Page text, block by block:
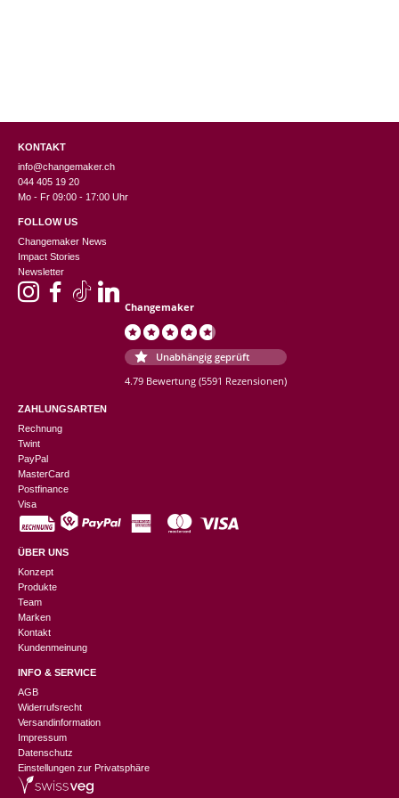
KONTAKT
info@changemaker.ch
044 405 19 20
Mo - Fr 09:00 - 17:00 Uhr
FOLLOW US
Changemaker News
Impact Stories
Newsletter
Changemaker
Unabhängig geprüft
4.79 Bewertung (5591 Rezensionen)
ZAHLUNGSARTEN
Rechnung
Twint
PayPal
MasterCard
Postfinance
Visa
ÜBER UNS
Konzept
Produkte
Team
Marken
Kontakt
Kundenmeinung
INFO & SERVICE
AGB
Widerrufsrecht
Versandinformation
Impressum
Datenschutz
Einstellungen zur Privatsphäre